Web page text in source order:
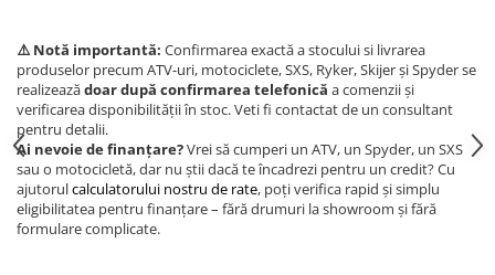
⚠️ Notă importantă: Confirmarea exactă a stocului si livrarea
produselor precum ATV-uri, motociclete, SXS, Ryker, Skijer și Spyder se
realizeazădoar după confirmarea telefonică a comenzii și
verificarea disponibilității în stoc. Veti fi contactat de un consultant
pentru detalii.
Ai nevoie de finanțare?Vrei să cumperi un ATV, un Spyder, un SXS
sau o motocicletă, dar nu știi dacă te încadrezi pentru un credit? Cu
ajutorulcalculatorului nostru de rate, poți verifica rapid și simplu
eligibilitatea pentru finanțare – fără drumuri la showroom și fără
formulare complicate.